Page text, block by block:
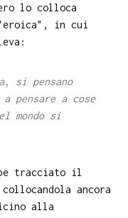
lo colloca
in cui
si pensano
a pensare a cose
mondo si
tracciato il
ancora
alla